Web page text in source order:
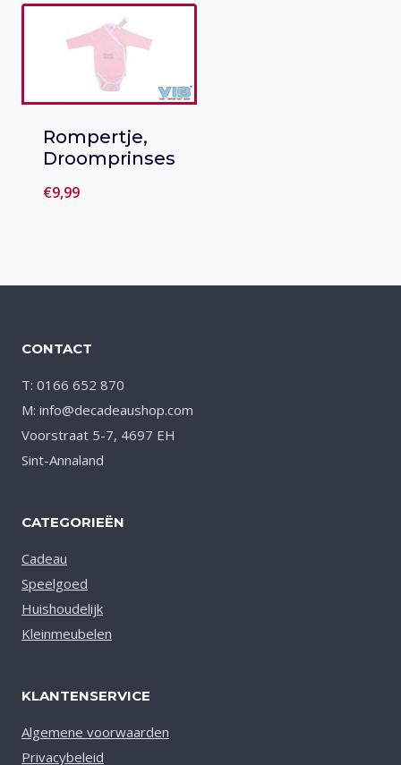
aan verlanglijst
Rompertje,
Droomprinses
€9,99
CONTACT
T: 0166 652 870
M: info@decadeaushop.com
Voorstraat 5-7, 4697 EH
Sint-Annaland
CATEGORIEËN
Cadeau
Speelgoed
Huishoudelijk
Kleinmeubelen
KLANTENSERVICE
Algemene voorwaarden
Privacybeleid